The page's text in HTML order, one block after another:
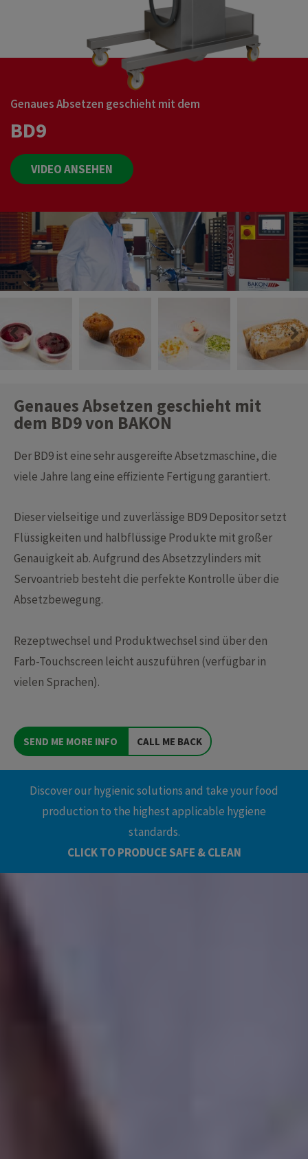
Genaues Absetzen geschieht mit dem
BD9
VIDEO ANSEHEN
Genaues Absetzen geschieht mit
dem BD9 von BAKON
Der BD9 ist eine sehr ausgereifte Absetzmaschine, die
viele Jahre lang eine effiziente Fertigung garantiert.
Dieser vielseitige und zuverlässige BD9 Depositor setzt
Flüssigkeiten und halbflüssige Produkte mit großer
Genauigkeit ab. Aufgrund des Absetzzylinders mit
Servoantrieb besteht die perfekte Kontrolle über die
Absetzbewegung.
Rezeptwechsel und Produktwechsel sind über den
Farb-Touchscreen leicht auszuführen (verfügbar in
vielen Sprachen).
SEND ME MORE INFO CALL ME BACK
Discover our hygienic solutions and take your food
production to the highest applicable hygiene
standards.
CLICK TO PRODUCE SAFE & CLEAN